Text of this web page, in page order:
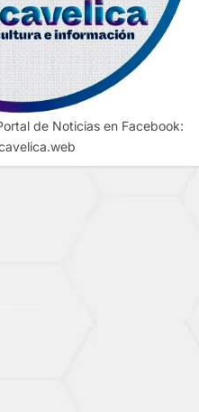
de Noticias en Facebook: